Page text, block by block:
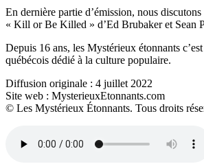
En dernière partie d’émission, nous
« Kill or Be Killed » d’Ed Brubaker et Sean
Depuis 16 ans, les Mystérieux étonnants
québécois dédié à la culture populaire.
Diffusion originale : 4 juillet 2022
Site web : MysterieuxEtonnants.com
© Les Mystérieux Étonnants. Tous droits